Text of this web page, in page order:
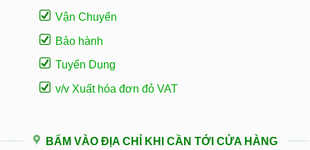
Vận Chuyển
Bảo hành
Tuyển Dụng
v/v Xuất hóa đơn đỏ VAT
BẤM VÀO ĐỊA CHỈ KHI CẦN TỚI CỬA HÀNG